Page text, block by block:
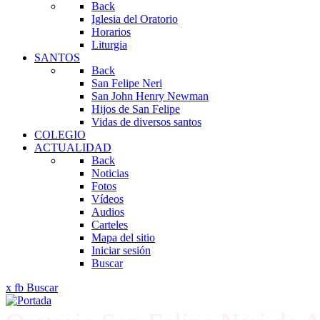
Back
Iglesia del Oratorio
Horarios
Liturgia
SANTOS
Back
San Felipe Neri
San John Henry Newman
Hijos de San Felipe
Vidas de diversos santos
COLEGIO
ACTUALIDAD
Back
Noticias
Fotos
Vídeos
Audios
Carteles
Mapa del sitio
Iniciar sesión
Buscar
x fb Buscar